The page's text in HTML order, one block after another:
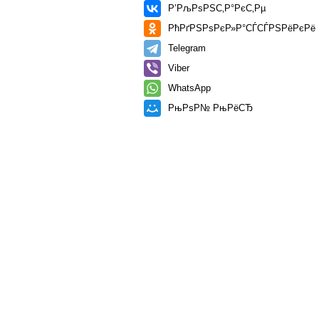
Р’РљРѕРЅС‚Р°РєС‚Рµ
РћРґРЅРѕРєР»Р°СЃСЃРЅРёРєРё
Telegram
Viber
WhatsApp
РњРѕР№ РњРёСЂ